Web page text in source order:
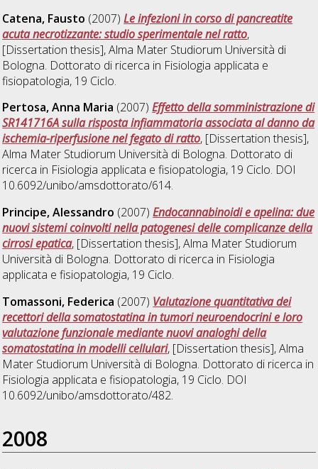
Catena, Fausto (2007)Le infezioni in corso di pancreatite
acuta necrotizzante: studio sperimentale nel ratto,
[Dissertation thesis], Alma Mater Studiorum Università di
Bologna. Dottorato di ricerca in Fisiologia applicata e
fisiopatologia, 19 Ciclo.
Pertosa, Anna Maria (2007)Effetto della somministrazione di
SR141716A sulla risposta infiammatoria associata al danno da
ischemia-riperfusione nel fegato di ratto, [Dissertation thesis],
Alma Mater Studiorum Università di Bologna. Dottorato di
ricerca in Fisiologia applicata e fisiopatologia, 19 Ciclo. DOI
10.6092/unibo/amsdottorato/614.
Principe, Alessandro (2007)Endocannabinoidi e apelina: due
nuovi sistemi coinvolti nella patogenesi delle complicanze della
cirrosi epatica, [Dissertation thesis], Alma Mater Studiorum
Università di Bologna. Dottorato di ricerca in Fisiologia
applicata e fisiopatologia, 19 Ciclo.
Tomassoni, Federica (2007) Valutazione quantitativa dei
recettori della somatostatina in tumori neuroendocrini e loro
valutazione funzionale mediante nuovi analoghi della
somatostatina in modelli cellulari, [Dissertation thesis], Alma
Mater Studiorum Università di Bologna. Dottorato di ricerca in
Fisiologia applicata e fisiopatologia, 19 Ciclo. DOI
10.6092/unibo/amsdottorato/482.
2008